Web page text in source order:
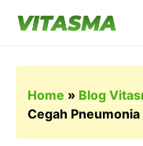
Home » Blog
Cegah